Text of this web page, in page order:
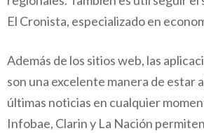
El Cronista, especializado en
Además de los sitios web, las
son una excelente manera de estar
últimas noticias en cualquier
Infobae, Clarin y La Nación